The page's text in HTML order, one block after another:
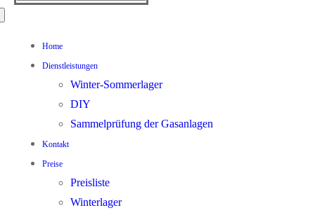
Home
Dienstleistungen
Winter-Sommerlager
DIY
Sammelprüfung der Gasanlagen
Kontakt
Preise
Preisliste
Winterlager